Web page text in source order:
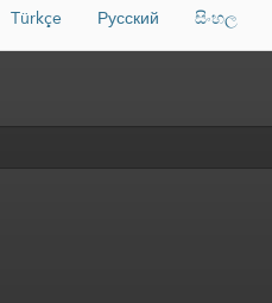
Türkçe Русский සිංහල